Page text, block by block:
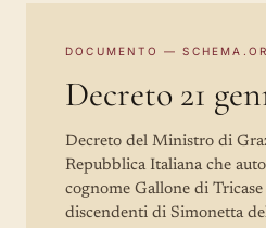
DOCUMENTO —
Decreto 21
Decreto del Ministro di
Repubblica Italiana che
cognome Gallone di
discendenti di Simonetta